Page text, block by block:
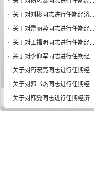
· 关于对刘彬同志进行任期经济...
· 关于对雷丽蓉同志进行任期经...
· 关于对王福明同志进行任期经...
· 关于对李仰军同志进行任期经...
· 关于对药宏亮同志进行任期经...
· 关于对郭书杰同志进行任期经...
· 关于对韩燮同志进行任期经济...